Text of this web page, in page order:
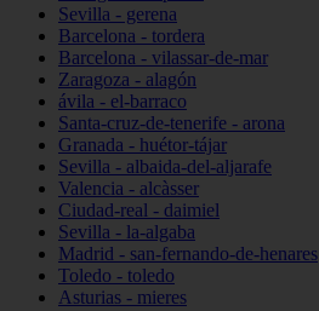
Sevilla - gerena
Barcelona - tordera
Barcelona - vilassar-de-mar
Zaragoza - alagón
ávila - el-barraco
Santa-cruz-de-tenerife - arona
Granada - huétor-tájar
Sevilla - albaida-del-aljarafe
Valencia - alcàsser
Ciudad-real - daimiel
Sevilla - la-algaba
Madrid - san-fernando-de-henares
Toledo - toledo
Asturias - mieres